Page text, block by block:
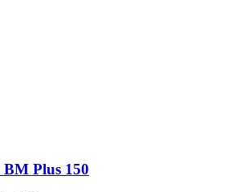
ВМ Plus 150